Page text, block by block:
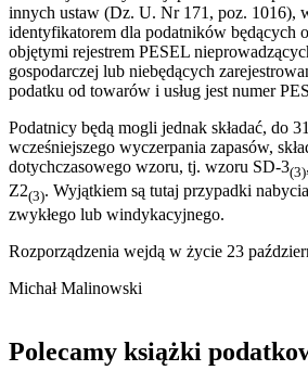
innych ustaw (Dz. U. Nr 171, poz. 1016),
identyfikatorem dla podatników będących
objętymi rejestrem PESEL
gospodarczej lub niebędących
podatku od towarów i usług jest numer
Podatnicy będą mogli jednak składać, do
wcześniejszego wyczerpania zapasów,
dotychczasowego wzoru, tj. wzoru SD-3(3)
Z2(3). Wyjątkiem są tutaj przypadki
zwykłego lub windykacyjnego.
Rozporządzenia wejdą w życie 23
Michał Malinowski
Polecamy książki